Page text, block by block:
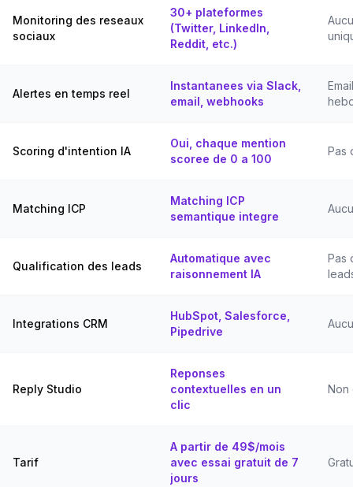
Monitoring des reseaux
sociaux
30+ plateformes
(Twitter, LinkedIn,
Reddit, etc.)
Alertes en temps reel
Instantanees via Slack,
email, webhooks
Scoring d'intention IA
Oui, chaque mention
scoree de 0 a 100
Pas
Matching ICP
Matching ICP
semantique integre
Qualification des leads
Automatique avec
raisonnement IA
Pas
Integrations CRM
HubSpot, Salesforce,
Pipedrive
Reply Studio
Reponses
contextuelles en un
clic
Non
Tarif
A partir de 49$/mois
avec essai gratuit de 7
jours